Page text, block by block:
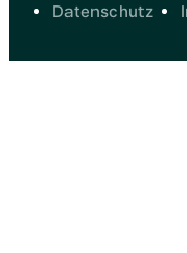
Datenschutz